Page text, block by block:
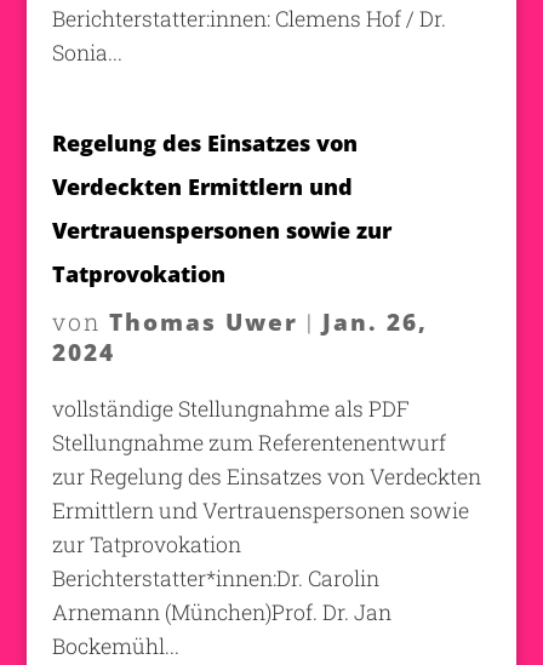
Berichterstatter:innen: Clemens Hof / Dr.
Sonia...
Regelung des Einsatzes von
Verdeckten Ermittlern und
Vertrauenspersonen sowie zur
Tatprovokation
von Thomas Uwer | Jan. 26,
2024
vollständige Stellungnahme als PDF
Stellungnahme zum Referentenentwurf
zur Regelung des Einsatzes von Verdeckten
Ermittlern und Vertrauenspersonen sowie
zur Tatprovokation
Berichterstatter*innen:Dr. Carolin
Arnemann (München)Prof. Dr. Jan
Bockemühl...